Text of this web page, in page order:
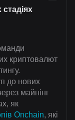
стадіях
криптовалют
до нових
майнінг
як
Onchain, які